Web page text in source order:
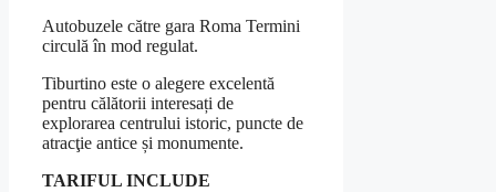
Autobuzele către gara Roma Termini
circulă în mod regulat.
Tiburtino este o alegere excelentă
pentru călătorii interesați de
explorarea centrului istoric, puncte de
atracţie antice și monumente.
TARIFUL INCLUDE